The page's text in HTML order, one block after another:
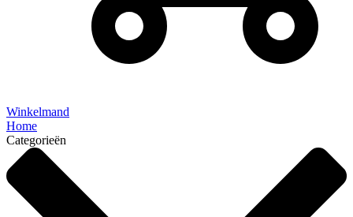
Winkelmand
Home
Categorieën